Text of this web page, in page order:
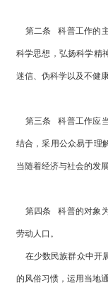
第二条 科普工作的主
科学思想，弘扬科学精
迷信、伪科学以及不健
第三条 科普工作应当
结合，采用公众易于理
当随着经济与社会的发
第四条 科普的对象为
劳动人口。
在少数民族群众中开
的风俗习惯，运用当地